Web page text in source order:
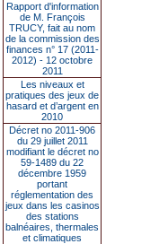
Rapport d'information
de M. François
TRUCY, fait au nom
de la commission des
finances n° 17 (2011-
2012) - 12 octobre
2011
Les niveaux et
pratiques des jeux de
hasard et d’argent en
2010
Décret no 2011-906
du 29 juillet 2011
modifiant le décret no
59-1489 du 22
décembre 1959
portant
réglementation des
jeux dans les casinos
des stations
balnéaires, thermales
et climatiques